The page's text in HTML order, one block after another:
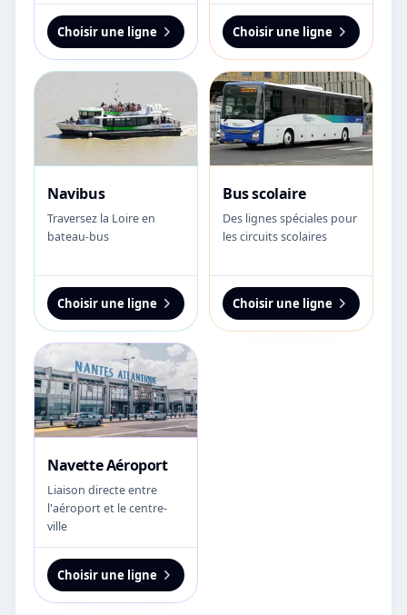
Choisir une ligne Choisir une ligne
Navibus
Traversez la Loire en
bateau-bus
Choisir une ligne
Bus scolaire
Des lignes spéciales pour
les circuits scolaires
Choisir une ligne
Navette Aéroport
Liaison directe entre
l'aéroport et le centre-
ville
Choisir une ligne